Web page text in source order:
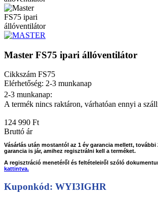
Master FS75 ipari állóventilátor
Cikkszám FS75
Elérhetőség: 2-3 munkanap
2-3 munkanap:
A termék nincs raktáron, várhatóan ennyi a
124 990 Ft
Bruttó ár
Vásárlás után mostantól az 1 év garancia mellett,
garancia is jár, amihez regisztrálni kell a terméket.
A regisztráció menetéről és feltételeiről szóló
kattintva.
Kuponkód: WYI3IGHR